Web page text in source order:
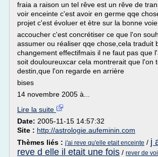
fraia a raison un tel rêve est un rêve de
voir enceinte c'est avoir en germe qqe
projet c'est évoluer et ètre sur la bonne voie
accoucher c'est concrétiser ce que l'on
assumer ou réaliser qqe chose,cela traduit
changement effectifmais il ne faut pas que
soit douloureuxcar cela montrerait que l'on
destin,que l'on regarde en arrière
bises
14 novembre 2005 à...
Lire la suite
Date: 2005-11-15 14:57:32
Site : http://astrologie.aufeminin.com
Thèmes liés : j'ai reve qu'elle etait enceinte / j
reve d elle il etait une fois / rever de